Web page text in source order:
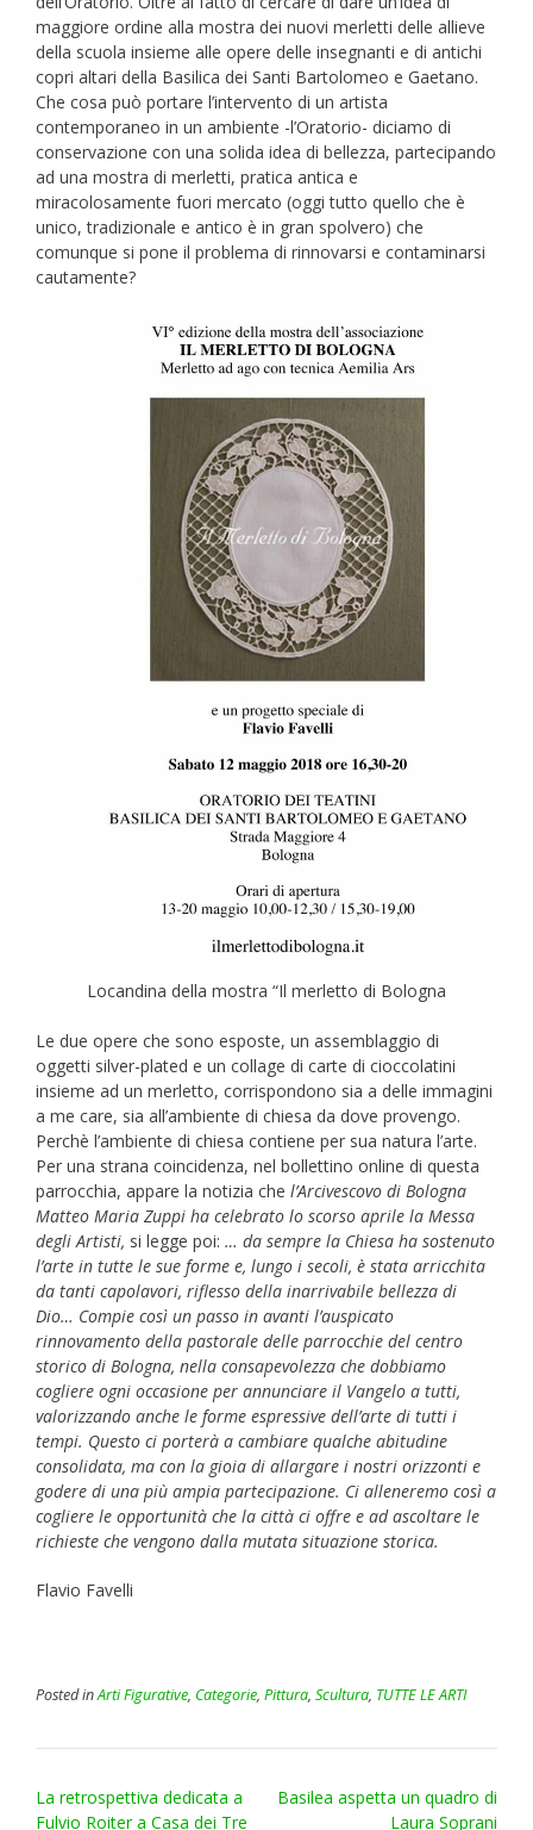
maggiore ordine alla mostra dei nuovi merletti delle allieve
della scuola insieme alle opere delle insegnanti e di antichi
copri altari della Basilica dei Santi Bartolomeo e Gaetano.
Che cosa può portare l’intervento di un artista
contemporaneo in un ambiente -l’Oratorio- diciamo di
conservazione con una solida idea di bellezza, partecipando
ad una mostra di merletti, pratica antica e
miracolosamente fuori mercato (oggi tutto quello che è
unico, tradizionale e antico è in gran spolvero) che
comunque si pone il problema di rinnovarsi e contaminarsi
cautamente?
Locandina della mostra “Il merletto di Bologna
Le due opere che sono esposte, un assemblaggio di
oggetti silver-plated e un collage di carte di cioccolatini
insieme ad un merletto, corrispondono sia a delle immagini
a me care, sia all’ambiente di chiesa da dove provengo.
Perchè l’ambiente di chiesa contiene per sua natura l’arte.
Per una strana coincidenza, nel bollettino online di questa
parrocchia, appare la notizia che l’Arcivescovo di Bologna
Matteo Maria Zuppi ha celebrato lo scorso aprile la Messa
degli Artisti, si legge poi: … da sempre la Chiesa ha sostenuto
l’arte in tutte le sue forme e, lungo i secoli, è stata arricchita
da tanti capolavori, riflesso della inarrivabile bellezza di
Dio… Compie così un passo in avanti l’auspicato
rinnovamento della pastorale delle parrocchie del centro
storico di Bologna, nella consapevolezza che dobbiamo
cogliere ogni occasione per annunciare il Vangelo a tutti,
valorizzando anche le forme espressive dell’arte di tutti i
tempi. Questo ci porterà a cambiare qualche abitudine
consolidata, ma con la gioia di allargare i nostri orizzonti e
godere di una più ampia partecipazione. Ci alleneremo così a
cogliere le opportunità che la città ci offre e ad ascoltare le
richieste che vengono dalla mutata situazione storica.
Flavio Favelli
Posted inArti Figurative, Categorie, Pittura, Scultura, TUTTE LE ARTI
Post
navigation
La retrospettiva dedicata a
Fulvio Roiter a Casa dei Tre
Basilea aspetta un quadro di
Laura Soprani